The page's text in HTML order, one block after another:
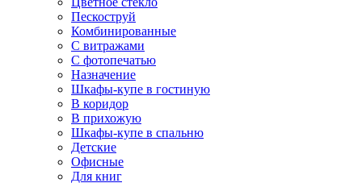
Пескоструй
Комбинированные
С витражами
С фотопечатью
Назначение
Шкафы-купе в гостиную
В коридор
В прихожую
Шкафы-купе в спальню
Детские
Офисные
Для книг